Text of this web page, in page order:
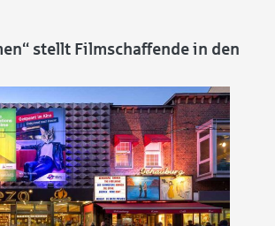
stellt Filmschaffende in den